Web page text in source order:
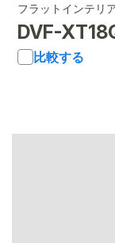
フラットインテリ
DVF-
比較する